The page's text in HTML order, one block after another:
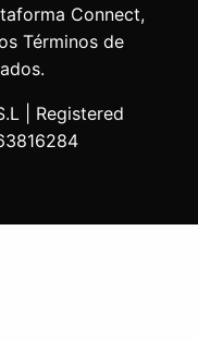
Connect,
Términos de
| Registered